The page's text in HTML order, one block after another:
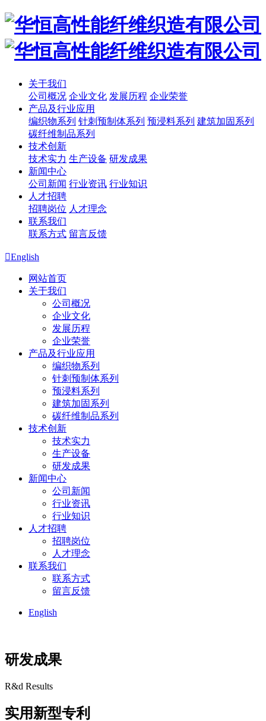
关于我们
公司概况 企业文化 发展历程 企业荣誉
产品及行业应用
编织物系列 针刺预制体系列 预浸料系列 建筑加固系列
碳纤维制品系列
技术创新
技术实力 生产设备 研发成果
新闻中心
公司新闻 行业资讯 行业知识
人才招聘
招聘岗位 人才理念
联系我们
联系方式 留言反馈
English
网站首页
关于我们
公司概况
企业文化
发展历程
企业荣誉
产品及行业应用
编织物系列
针刺预制体系列
预浸料系列
建筑加固系列
碳纤维制品系列
技术创新
技术实力
生产设备
研发成果
新闻中心
公司新闻
行业资讯
行业知识
人才招聘
招聘岗位
人才理念
联系我们
联系方式
留言反馈
English
研发成果
R&d Results
实用新型专利